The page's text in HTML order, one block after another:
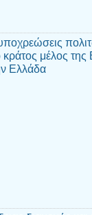
κράτος μέλος
Ελλάδα